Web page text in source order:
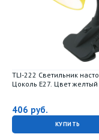
TLI-222 Светильник
Цоколь E27. Цвет
406 руб.
КУПИТЬ